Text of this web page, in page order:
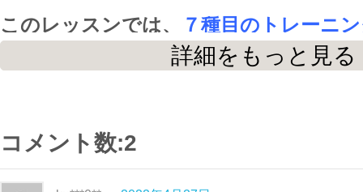
このレッスンでは、
７種目のトレーニ
まずは、ShiecaIRと一緒にストレッチ
筋肉をほぐしてからトレーニングして
詳細をもっと見る
コメント数:2